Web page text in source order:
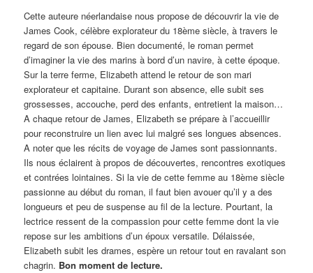
Cette auteure néerlandaise nous propose de découvrir la vie de
James Cook, célèbre explorateur du 18ème siècle, à travers le
regard de son épouse. Bien documenté, le roman permet
d’imaginer la vie des marins à bord d’un navire, à cette époque.
Sur la terre ferme, Elizabeth attend le retour de son mari
explorateur et capitaine. Durant son absence, elle subit ses
grossesses, accouche, perd des enfants, entretient la maison…
A chaque retour de James, Elizabeth se prépare à l’accueillir
pour reconstruire un lien avec lui malgré ses longues absences.
A noter que les récits de voyage de James sont passionnants.
Ils nous éclairent à propos de découvertes, rencontres exotiques
et contrées lointaines. Si la vie de cette femme au 18ème siècle
passionne au début du roman, il faut bien avouer qu’il y a des
longueurs et peu de suspense au fil de la lecture. Pourtant, la
lectrice ressent de la compassion pour cette femme dont la vie
repose sur les ambitions d’un époux versatile. Délaissée,
Elizabeth subit les drames, espère un retour tout en ravalant son
chagrin. Bon moment de lecture.